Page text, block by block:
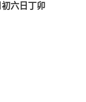
六日丁卯